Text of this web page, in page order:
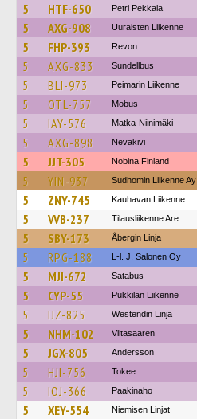
5 HTF-650 Petri Pekkala
5 AXG-908 Uuraisten Liikenne
5 FHP-393 Revon
5 AXG-833 Sundellbus
5 BLI-973 Peimarin Liikenne
5 OTL-757 Mobus
5 IAY-576 Matka-Niinimäki
5 AXG-898 Nevakivi
5 JJT-305 Nobina Finland
5 YIN-937 Sudhomin Liikenne Ay
5 ZNY-745 Kauhavan Liikenne
5 VVB-237 Tilausliikenne Are
5 SBY-173 Åbergin Linja
5 RPG-188 L-l. J. Salonen Oy
5 MJI-672 Satabus
5 CYP-55 Pukkilan Liikenne
5 IJZ-825 Westendin Linja
5 NHM-102 Viitasaaren
5 JGX-805 Andersson
5 HJI-756 Tokee
5 IOJ-366 Paakinaho
5 XEY-554 Niemisen Linjat